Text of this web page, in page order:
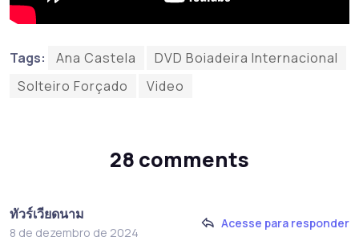
Tags: Ana Castela
DVD Boiadeira Internacional
Solteiro Forçado
Video
28 comments
ทัวร์เวียดนาม
8 de dezembro de 2024
Acesse para responder